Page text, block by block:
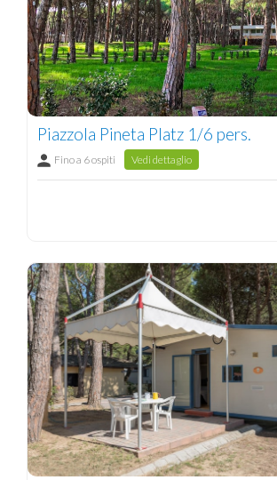
Piazzola Pineta Platz 1/6 pers.
Fino a 6 ospiti Vedi dettaglio